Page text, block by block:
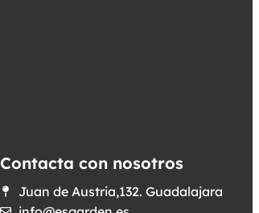
Contacta con nosotros
Juan de Austria,132. Guadalajara